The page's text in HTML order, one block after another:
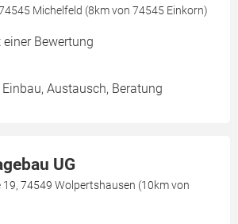
Michelfeld (8km von 74545 Einkorn)
einer Bewertung
Austausch, Beratung
UG
74549 Wolpertshausen (10km von